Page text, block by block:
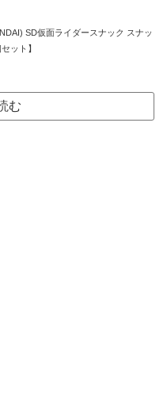
SD仮面ライダースナック スナッ
ット】
む